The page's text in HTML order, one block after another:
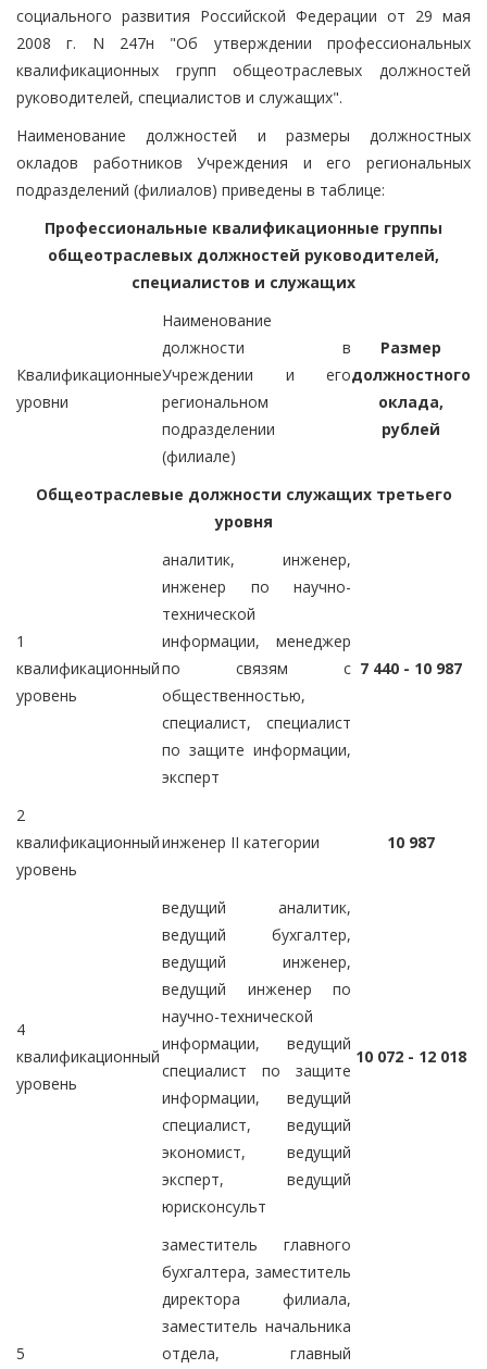
социального развития Российской Федерации от 29 мая
2008 г. N 247н "Об утверждении профессиональных
квалификационных групп общеотраслевых должностей
руководителей, специалистов и служащих".
Наименование должностей и размеры должностных
окладов работников Учреждения и его региональных
подразделений (филиалов) приведены в таблице:
Профессиональные квалификационные группы
общеотраслевых должностей руководителей,
специалистов и служащих
Квалификационные
уровни
Наименование
должности в
Учреждении и его
региональном
подразделении
(филиале)
Размер
должностного
оклада,
рублей
Общеотраслевые должности служащих третьего
уровня
1
квалификационный
уровень
аналитик, инженер,
инженер по научно-
технической
информации, менеджер
по связям с
общественностью,
специалист, специалист
по защите информации,
эксперт
7 440 - 10 987
2
квалификационный
уровень
инженер II категории 10 987
4
квалификационный
уровень
ведущий аналитик,
ведущий бухгалтер,
ведущий инженер,
ведущий инженер по
научно-технической
информации, ведущий
специалист по защите
информации, ведущий
специалист, ведущий
экономист, ведущий
эксперт, ведущий
юрисконсульт
10 072 - 12 018
5
заместитель главного
бухгалтера, заместитель
директора филиала,
заместитель начальника
отдела, главный